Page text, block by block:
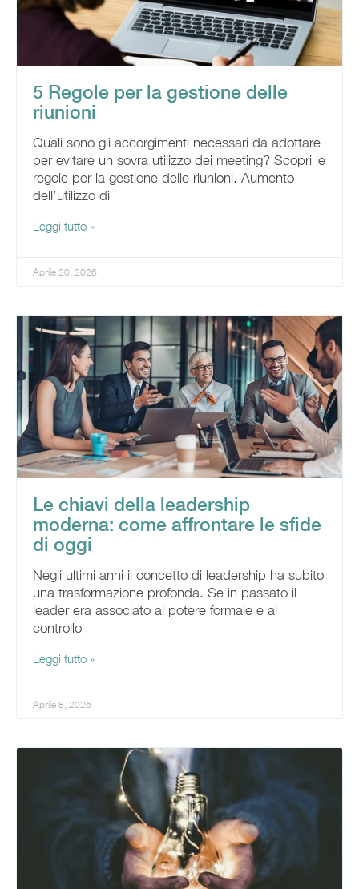
5 Regole per la gestione delle
riunioni
Quali sono gli accorgimenti necessari da adottare
per evitare un sovra utilizzo dei meeting? Scopri le
regole per la gestione delle riunioni. Aumento
dell’utilizzo di
Leggi tutto »
Aprile 20, 2026
Le chiavi della leadership
moderna: come affrontare le sfide
di oggi
Negli ultimi anni il concetto di leadership ha subito
una trasformazione profonda. Se in passato il
leader era associato al potere formale e al
controllo
Leggi tutto »
Aprile 8, 2026